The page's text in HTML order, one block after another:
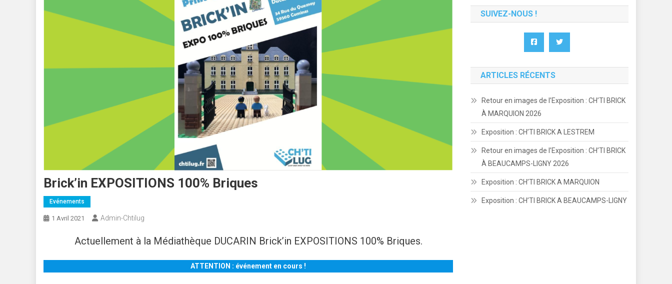
Brick’in EXPOSITIONS 100% Briques
Evénements
1 Avril 2021 Admin-Chtilug
Actuellement à la Médiathèque DUCARIN Brick’in EXPOSITIONS 100% Briques.
ATTENTION : événement en cours !
SUIVEZ-NOUS !
ARTICLES RÉCENTS
Retour en images de l’Exposition : CH’TI BRICK
À MARQUION 2026
Exposition : CH’TI BRICK A LESTREM
Retour en images de l’Exposition : CH’TI BRICK
À BEAUCAMPS-LIGNY 2026
Exposition : CH’TI BRICK A MARQUION
Exposition : CH’TI BRICK A BEAUCAMPS-LIGNY